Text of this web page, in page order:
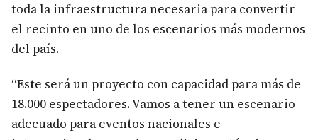
toda la infraestructura necesaria para convertir
el recinto en uno de los escenarios más modernos
del país.
“Este será un proyecto con capacidad para más de
18.000 espectadores. Vamos a tener un escenario
adecuado para eventos nacionales e